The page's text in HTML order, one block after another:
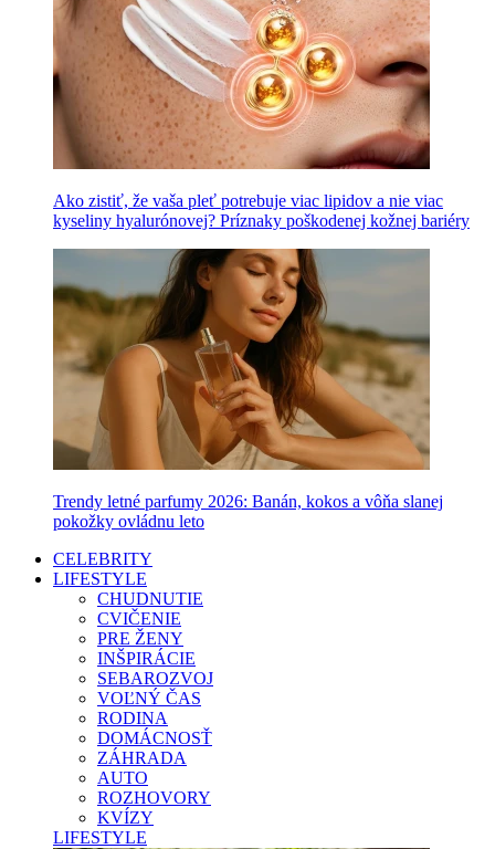
Ako zistiť, že vaša pleť potrebuje viac lipidov a nie viac
kyseliny hyalurónovej? Príznaky poškodenej kožnej bariéry
Trendy letné parfumy 2026: Banán, kokos a vôňa slanej
pokožky ovládnu leto
CELEBRITY
LIFESTYLE
CHUDNUTIE
CVIČENIE
PRE ŽENY
INŠPIRÁCIE
SEBAROZVOJ
VOĽNÝ ČAS
RODINA
DOMÁCNOSŤ
ZÁHRADA
AUTO
ROZHOVORY
KVÍZY
LIFESTYLE